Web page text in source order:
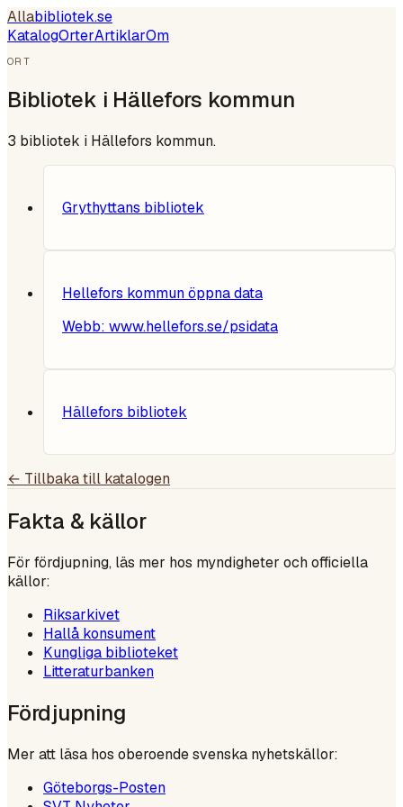
Allabibliotek.se
KatalogOrterArtiklarOm
ORT
Bibliotek i Hällefors kommun
3 bibliotek i Hällefors kommun.
Grythyttans bibliotek
Hellefors kommun öppna data
Webb: www.hellefors.se/psidata
Hällefors bibliotek
← Tillbaka till katalogen
Fakta & källor
För fördjupning, läs mer hos myndigheter och officiella
källor:
Riksarkivet
Hallå konsument
Kungliga biblioteket
Litteraturbanken
Fördjupning
Mer att läsa hos oberoende svenska nyhetskällor:
Göteborgs-Posten